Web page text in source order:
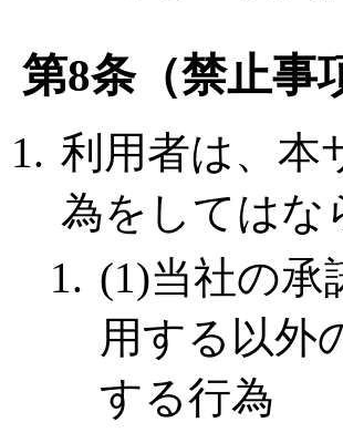
第8条（禁止事
利用者は、本
為をしてはな
(1)当社の承
用する以外
する行為